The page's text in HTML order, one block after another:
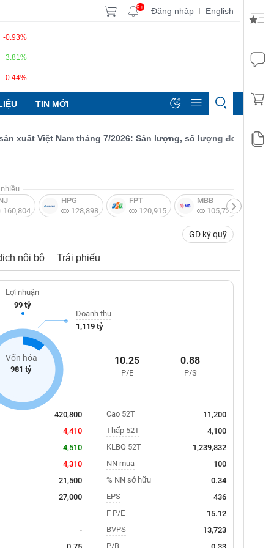
9+ Đăng nhập | English
-0.93%
3.81%
-0.44%
TIN MỚI
Việt Nam tháng 7/2026: Sản lượng, số lượng đơn đặt hàng mới
160,804
HPG
128,898
FPT
120,915
MBB
105,721
GD ký quỹ
nội bộ Trái phiếu
Vốn hóa
981 tỷ
Lợi nhuận
99 tỷ
Doanh thu
1,119 tỷ
10.25
P/E
0.88
P/S
420,800
4,410
4,510
4,310
21,500
27,000
-
0.75
Cao 52T
11,200
Thấp 52T
4,100
KLBQ 52T
1,239,832
NN mua
100
% NN sở hữu
0.34
EPS
436
F P/E
15.12
BVPS
13,723
P/B
0.33